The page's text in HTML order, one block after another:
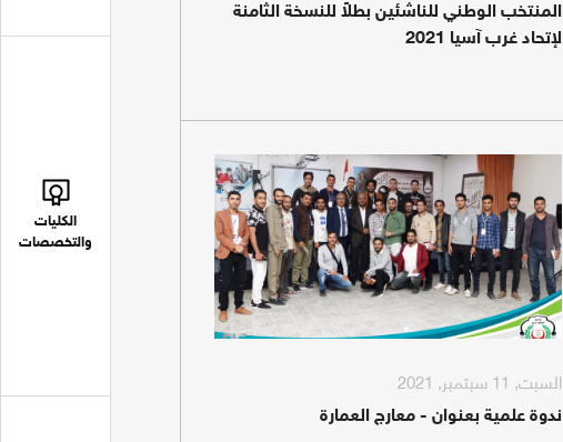
الكليات
والتخصصات
المنتخب الوطني للناشئين بطلاً للنسخة الثامنة
لإتحاد غرب آسيا 2021
السبت, 11 سبتمبر, 2021
ندوة علمية بعنوان - معارج العمارة